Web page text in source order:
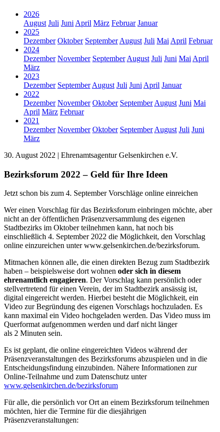
2026
August Juli Juni April März Februar Januar
2025
Dezember Oktober September August Juli Mai April Februar
2024
Dezember November September August Juli Juni Mai April
März
2023
Dezember September August Juli Juni April Januar
2022
Dezember November Oktober September August Juni Mai
April März Februar
2021
Dezember November Oktober September August Juli Juni
März
30. August 2022 | Ehrenamtsagentur Gelsenkirchen e.V.
Bezirksforum 2022 – Geld für Ihre Ideen
Jetzt schon bis zum 4. September Vorschläge online einreichen
Wer einen Vorschlag für das Bezirksforum einbringen möchte, aber
nicht an der öffentlichen Präsenzversammlung des eigenen
Stadtbezirks im Oktober teilnehmen kann, hat noch bis
einschließlich 4. September 2022 die Möglichkeit, den Vorschlag
online einzureichen unter www.gelsenkirchen.de/bezirksforum.
Mitmachen können alle, die einen direkten Bezug zum Stadtbezirk
haben – beispielsweise dort wohnen oder sich in diesem
ehrenamtlich engagieren. Der Vorschlag kann persönlich oder
stellvertretend für einen Verein, der im Stadtbezirk ansässig ist,
digital eingereicht werden. Hierbei besteht die Möglichkeit, ein
Video zur Begründung des eigenen Vorschlags hochzuladen. Es
kann maximal ein Video hochgeladen werden. Das Video muss im
Querformat aufgenommen werden und darf nicht länger
als 2 Minuten sein.
Es ist geplant, die online eingereichten Videos während der
Präsenzveranstaltungen des Bezirksforums abzuspielen und in die
Entscheidungsfindung einzubinden. Nähere Informationen zur
Online-Teilnahme und zum Datenschutz unter
www.gelsenkirchen.de/bezirksforum
Für alle, die persönlich vor Ort an einem Bezirksforum teilnehmen
möchten, hier die Termine für die diesjährigen
Präsenzveranstaltungen: